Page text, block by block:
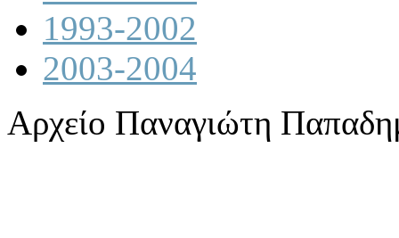
1993-2002
2003-2004
Αρχείο Παναγιώτη